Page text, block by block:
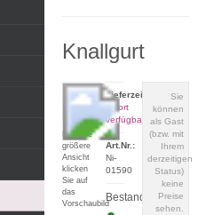
Knallgurt
Für eine
größere
Ansicht
klicken
Sie auf
das
Vorschaubild
Sie
können
als Gast
(bzw. mit
Ihrem
derzeitigen
Status)
keine
Preise
sehen.
Lieferzeit:
sofort
verfügbar
Art.Nr.:
Ni-
01590
Bestand: